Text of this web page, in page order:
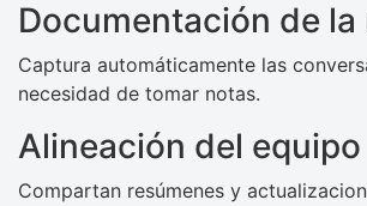
Documentación de la
Captura automáticamente las
necesidad de tomar notas.
Alineación del equipo
Compartan resúmenes y